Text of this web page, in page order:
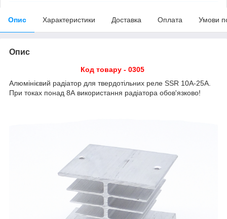
Опис Характеристики Доставка Оплата Умови
Опис
Код товару - 0305
Алюмінієвий радіатор для твердотільних реле SSR 10А-25А.
При токах понад 8А використання радіатора обов'язково!